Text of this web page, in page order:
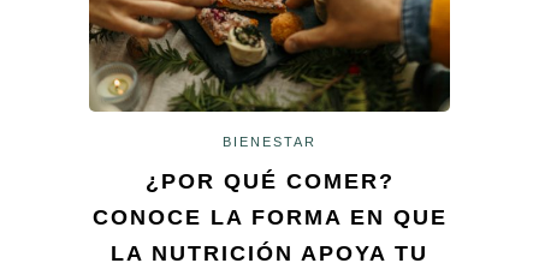
BIENESTAR
¿POR QUÉ COMER?
CONOCE LA FORMA EN QUE
LA NUTRICIÓN APOYA TU